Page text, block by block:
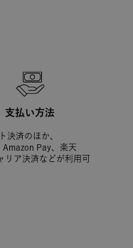
支払い方法
決済のほか、
Amazon Pay、楽天
リア決済などが利用可